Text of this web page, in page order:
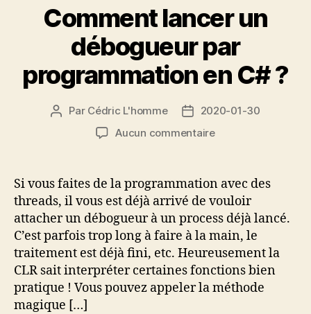
Comment lancer un
débogueur par
programmation en C# ?
Auteur
Par Cédric L'homme
Date2020-01-30
Aucun commentairesur
débogueur
par
programmation
en
C#
?
Si vous faites de la programmation avec des
threads, il vous est déjà arrivé de vouloir
attacher un débogueur à un process déjà lancé.
C’est parfois trop long à faire à la main, le
traitement est déjà fini, etc. Heureusement la
CLR sait interpréter certaines fonctions bien
pratique ! Vous pouvez appeler la méthode
magique […]